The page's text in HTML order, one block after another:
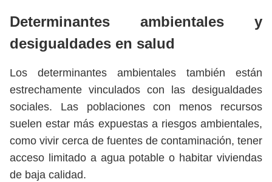
Determinantes ambientales y
desigualdades en salud
Los determinantes ambientales también están
estrechamente vinculados con las desigualdades
sociales. Las poblaciones con menos recursos
suelen estar más expuestas a riesgos ambientales,
como vivir cerca de fuentes de contaminación, tener
acceso limitado a agua potable o habitar viviendas
de baja calidad.